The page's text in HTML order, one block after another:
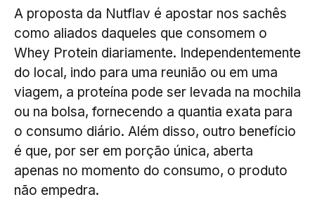
A proposta da Nutflav é apostar nos sachês
como aliados daqueles que consomem o
Whey Protein diariamente. Independentemente
do local, indo para uma reunião ou em uma
viagem, a proteína pode ser levada na mochila
ou na bolsa, fornecendo a quantia exata para
o consumo diário. Além disso, outro benefício
é que, por ser em porção única, aberta
apenas no momento do consumo, o produto
não empedra.